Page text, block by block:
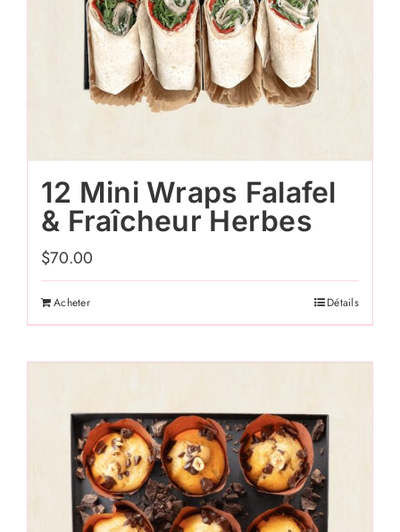
12 Mini Wraps Falafel
& Fraîcheur Herbes
$70.00
Acheter Détails